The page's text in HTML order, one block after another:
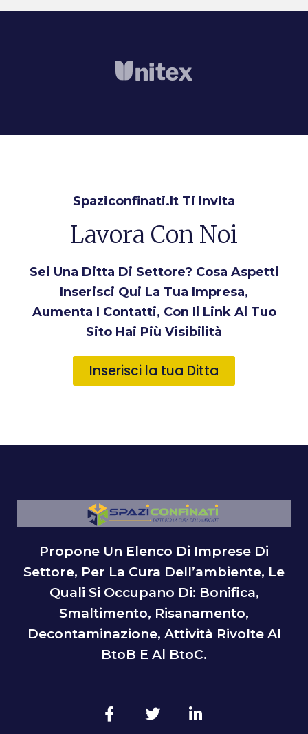
Spaziconfinati.it Ti Invita
Lavora Con Noi
Sei Una Ditta Di Settore? Cosa Aspetti
Inserisci Qui La Tua Impresa,
Aumenta I Contatti, Con Il Link Al Tuo
Sito Hai Più Visibilità
Inserisci la tua Ditta
Propone Un Elenco Di Imprese Di
Settore, Per La Cura Dell’ambiente, Le
Quali Si Occupano Di: Bonifica,
Smaltimento, Risanamento,
Decontaminazione, Attività Rivolte Al
BtoB E Al BtoC.